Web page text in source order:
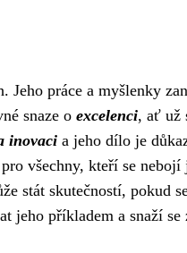
práce a myšlenky
snaze o excelenci, ať už
inovaci a jeho dílo je
všechny, kteří se
stát skutečností, pokud
jeho příkladem a snaží